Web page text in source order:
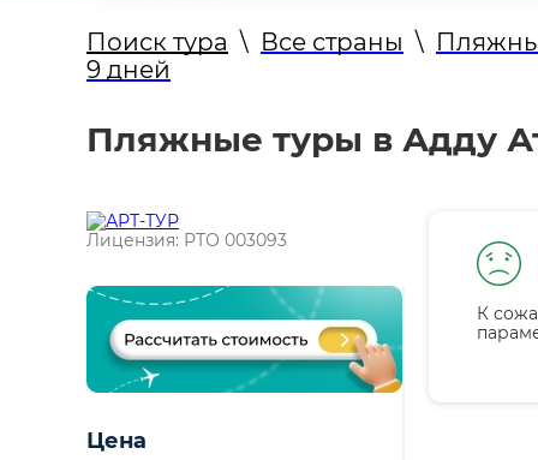
Поиск тура \ Все страны \
9 дней
Пляжные туры в Адду
Лицензия: РТО 003093
Цена
К